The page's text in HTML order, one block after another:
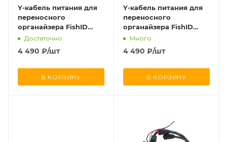
Y-кабель питания для
переносного
органайзера FishID
(923xsv/1223xsv и GLS10)
Достаточно
4 490 ₽/шт
В КОРЗИНУ
Y-кабель питания для
переносного
органайзера FishID
(8410xsv/8412xsv/8416xsv
Много
4 490 ₽/шт
В КОРЗИНУ